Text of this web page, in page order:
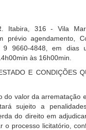
Itabira, 316 - Vila
prévio agendamento,
9 9660-4848, em dias
às 16h00min.
E CONDIÇÕES
do valor da arrematação
sujeito a
do direito em
o processo licitatório,